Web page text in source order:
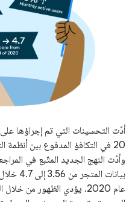
أدّت التحسينات التي تم إجراؤها
20 في التكافؤ المدفوع بين
وأدّت النهج الجديد المتّبع في
بيانات
عام 2020. يؤدي الظهور من